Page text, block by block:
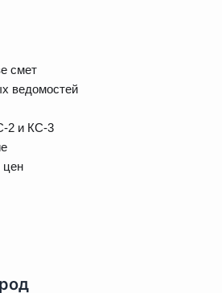
смет
ведомостей
2 и КС-3
цен